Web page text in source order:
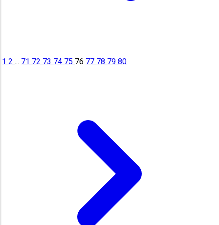
12... 71 72 73 74 75 76 77 78 7980